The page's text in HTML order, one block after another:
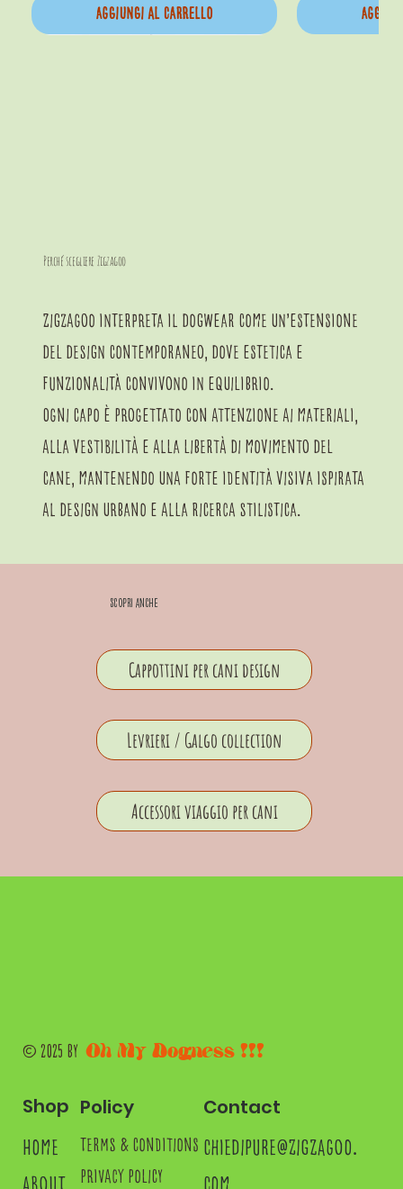
Aggiungi al carrello
Ludovica
Prezzo
60,00 €
Milano Edition
Aggiungi al carrello
Perché scegliere Zigzagoo
Zigzagoo interpreta il dogwear come un’estensione
del design contemporaneo, dove estetica e
funzionalità convivono in equilibrio.
Ogni capo è progettato con attenzione ai materiali,
alla vestibilità e alla libertà di movimento del
cane, mantenendo una forte identità visiva ispirata
al design urbano e alla ricerca stilistica.
Scopri anche
Cappottini per cani design
Levrieri / Galgo collection
Accessori viaggio per cani
© 2025 by Oh My Dogness !!!
Shop
home
Policy
terms & conditions
privacy policy
Contact
chiedipure@zigzagoo.